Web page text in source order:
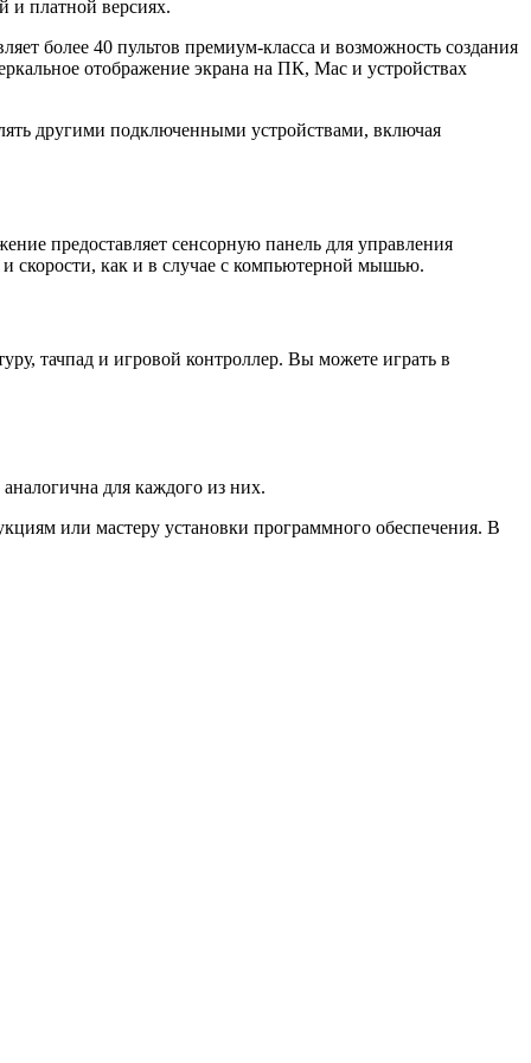
и платной версиях.
более 40 пультов премиум-класса и возможность создания
отображение экрана на ПК, Mac и устройствах
другими подключенными устройствами, включая
предоставляет сенсорную панель для управления
скорости, как и в случае с компьютерной мышью.
тачпад и игровой контроллер. Вы можете играть в
для каждого из них.
или мастеру установки программного обеспечения. В